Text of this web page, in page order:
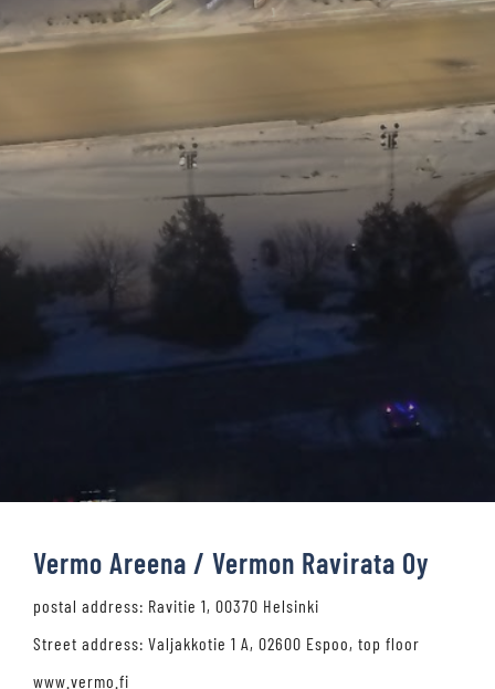
Vermo Areena / Vermon Ravirata Oy
postal address: Ravitie 1, 00370 Helsinki
Street address: Valjakkotie 1 A, 02600 Espoo, top floor
www.vermo.fi